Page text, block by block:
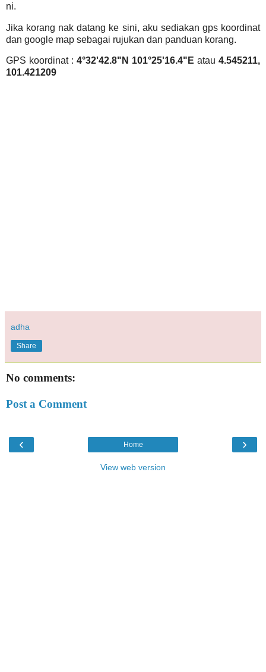
ni.
Jika korang nak datang ke sini, aku sediakan gps koordinat
dan google map sebagai rujukan dan panduan korang.
GPS koordinat : 4°32'42.8"N 101°25'16.4"E atau 4.545211,
101.421209
adha
Share
No comments:
Post a Comment
‹ ›
Home
View web version